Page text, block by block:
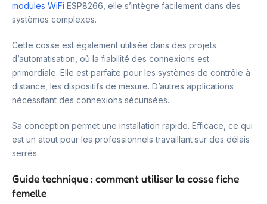
modules WiFi ESP8266, elle s’intègre facilement dans des
systèmes complexes.
Cette cosse est également utilisée dans des projets
d’automatisation, où la fiabilité des connexions est
primordiale. Elle est parfaite pour les systèmes de contrôle à
distance, les dispositifs de mesure. D’autres applications
nécessitant des connexions sécurisées.
Sa conception permet une installation rapide. Efficace, ce qui
est un atout pour les professionnels travaillant sur des délais
serrés.
Guide technique : comment utiliser la cosse fiche
femelle